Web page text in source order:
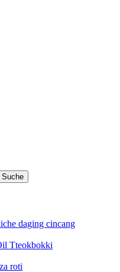
daging cincang
Tteokbokki
roti